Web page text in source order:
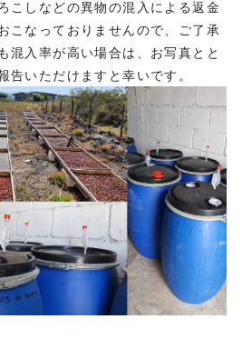
こしなどの異物の混入による返金
こなっておりませんので、ご了承
混入率が高い場合は、お写真とと
告いただけますと幸いです。